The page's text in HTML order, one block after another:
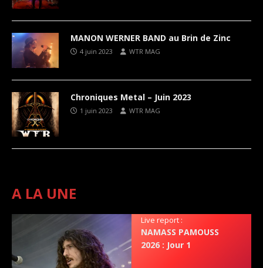
MANON WERNER BAND au Brin de Zinc
4 juin 2023 WTR MAG
Chroniques Metal – Juin 2023
1 juin 2023 WTR MAG
A LA UNE
Live report :
NAMASS PAMOUSS
2026 : Jour 1